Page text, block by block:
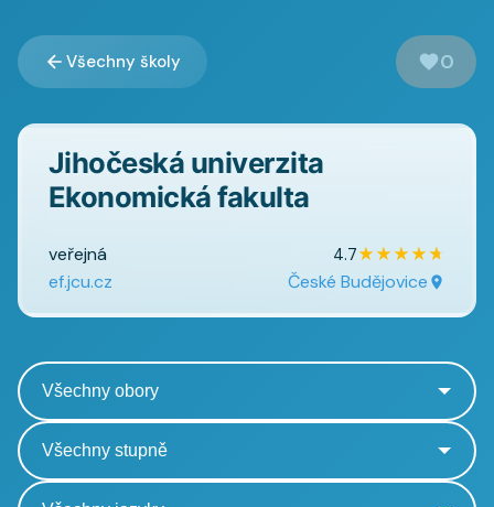
Všechny školy 0
Jihočeská univerzita
Ekonomická fakulta
veřejná 4.7★★★★★
ef.jcu.cz České Budějovice